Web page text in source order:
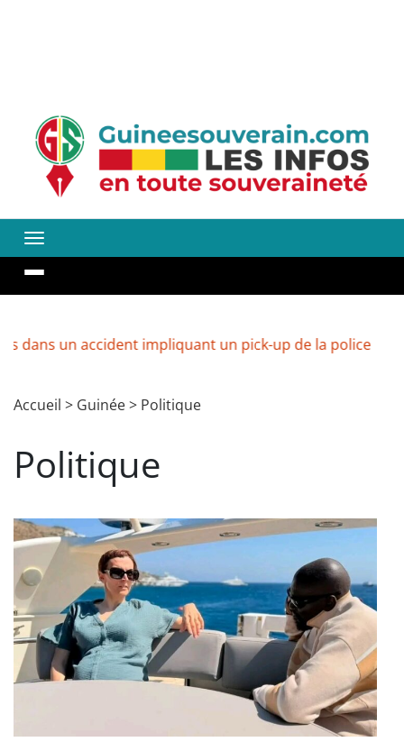
impliquant un pick-up de la police Guinée :
Accueil > Guinée> Politique
Politique